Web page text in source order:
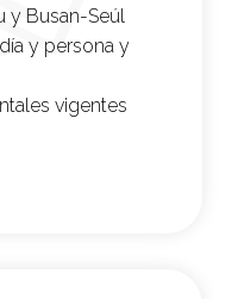
y Busan-Seúl
y persona y
vigentes